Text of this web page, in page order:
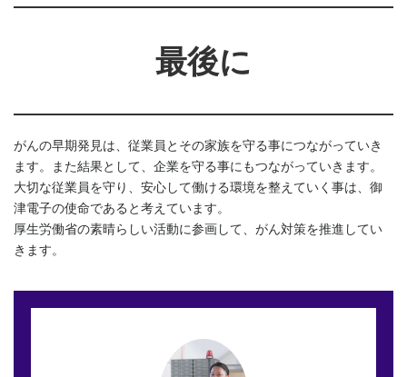
最後に
がんの早期発見は、従業員とその家族を守る事につながっていき
ます。また結果として、企業を守る事にもつながっていきます。
大切な従業員を守り、安心して働ける環境を整えていく事は、御
津電子の使命であると考えています。
厚生労働省の素晴らしい活動に参画して、がん対策を推進してい
きます。